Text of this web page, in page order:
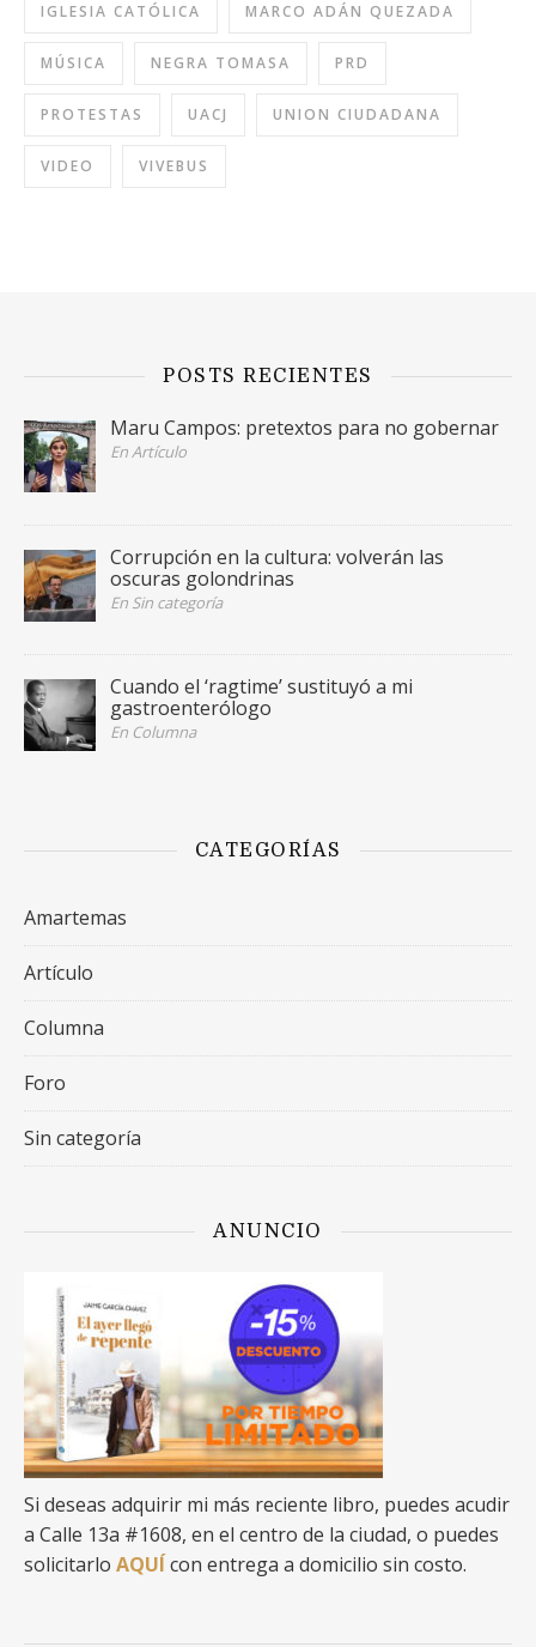
IGLESIA CATÓLICA MARCO ADÁN QUEZADA
MÚSICA NEGRA TOMASA PRD
PROTESTAS UACJ UNION CIUDADANA
VIDEO VIVEBUS
POSTS RECIENTES
Maru Campos: pretextos para no gobernar
En Artículo
Corrupción en la cultura: volverán las
oscuras golondrinas
En Sin categoría
Cuando el ‘ragtime’ sustituyó a mi
gastroenterólogo
En Columna
CATEGORÍAS
Amartemas
Artículo
Columna
Foro
Sin categoría
ANUNCIO
Si deseas adquirir mi más reciente libro, puedes acudir
a Calle 13a #1608, en el centro de la ciudad, o puedes
solicitarlo AQUÍcon entrega a domicilio sin costo.